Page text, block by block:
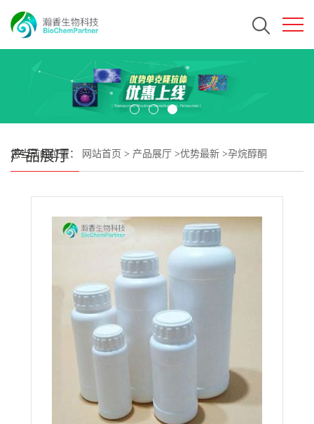
产品展厅
您当前的位置： 网站首页 > 产品展厅 >优势最新 >孕烷醇酮